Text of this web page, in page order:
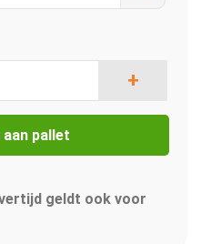
+
aan pallet
geldt ook voor